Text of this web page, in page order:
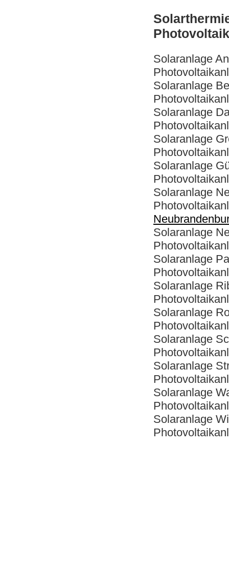
Solaranlage
Solaranlage
Solaranlage
Solaranlage
Solaranlage
Solaranlage
Solaranlage
Solaranlage
Solaranlage
Solaranlage
Solaranlage
Solaranlage
Solaranlage
Solaranlage